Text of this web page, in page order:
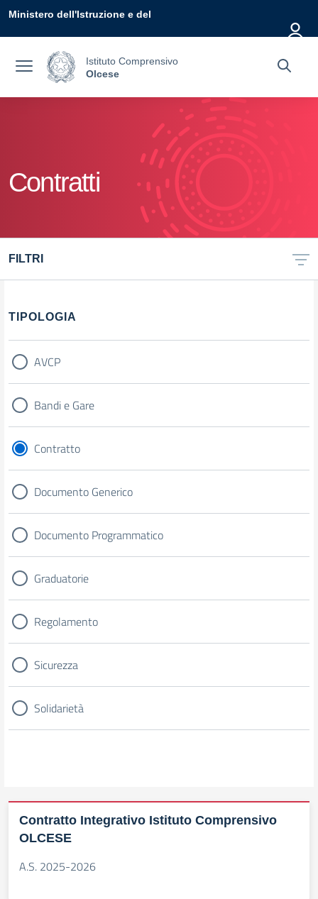
Vai ai contenuti
Vai al menu di navigazione
Vai al footer
Ministero dell'Istruzione e del
Istituto Comprensivo
Olcese
Contratti
FILTRI
TIPOLOGIA
AVCP
Bandi e Gare
Contratto
Documento Generico
Documento Programmatico
Graduatorie
Regolamento
Sicurezza
Solidarietà
Contratto Integrativo Istituto Comprensivo
OLCESE
A.S. 2025-2026